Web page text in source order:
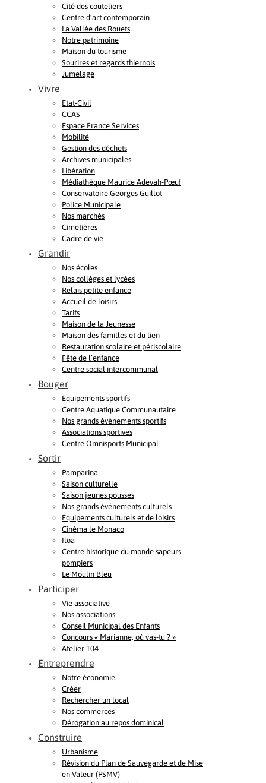
Cité des couteliers
Centre d’art contemporain
La Vallée des Rouets
Notre patrimoine
Maison du tourisme
Sourires et regards thiernois
Jumelage
Vivre
Etat-Civil
CCAS
Espace France Services
Mobilité
Gestion des déchets
Archives municipales
Libération
Médiathèque Maurice Adevah-Pœuf
Conservatoire Georges Guillot
Police Municipale
Nos marchés
Cimetières
Cadre de vie
Grandir
Nos écoles
Nos collèges et lycées
Relais petite enfance
Accueil de loisirs
Tarifs
Maison de la Jeunesse
Maison des familles et du lien
Restauration scolaire et périscolaire
Fête de l’enfance
Centre social intercommunal
Bouger
Equipements sportifs
Centre Aquatique Communautaire
Nos grands évènements sportifs
Associations sportives
Centre Omnisports Municipal
Sortir
Pamparina
Saison culturelle
Saison jeunes pousses
Nos grands événements culturels
Equipements culturels et de loisirs
Cinéma le Monaco
Iloa
Centre historique du monde sapeurs-
pompiers
Le Moulin Bleu
Participer
Vie associative
Nos associations
Conseil Municipal des Enfants
Concours « Marianne, où vas-tu ? »
Atelier 104
Entreprendre
Notre économie
Créer
Rechercher un local
Nos commerces
Dérogation au repos dominical
Construire
Urbanisme
Révision du Plan de Sauvegarde et de Mise
en Valeur (PSMV)